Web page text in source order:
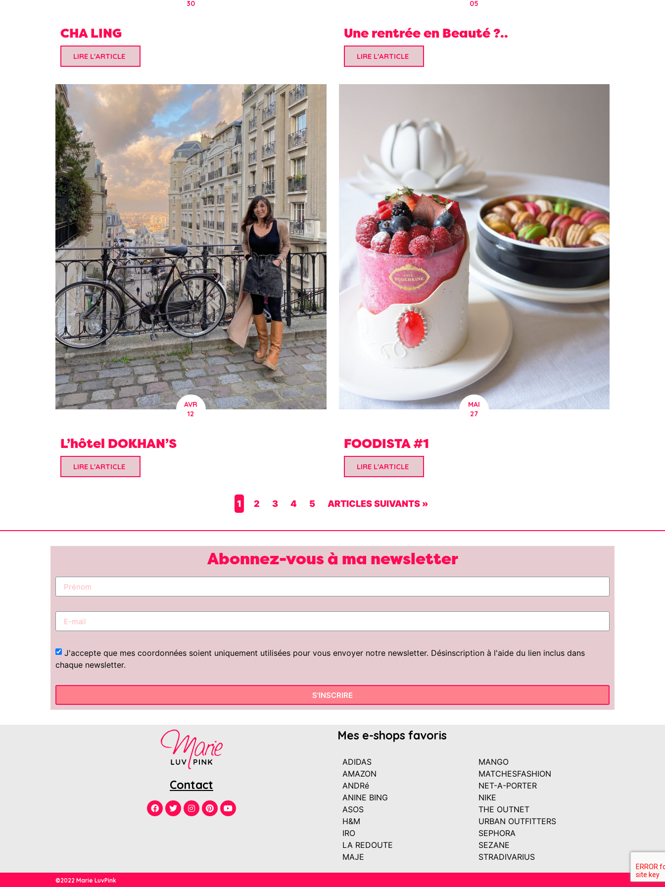
30
CHA LING
LIRE L'ARTICLE
05
Une rentrée en Beauté ?..
LIRE L'ARTICLE
AVR
12
L’hôtel DOKHAN’S
LIRE L'ARTICLE
MAI
27
FOODISTA #1
LIRE L'ARTICLE
1 2 3 4 5 ARTICLES SUIVANTS »
Abonnez-vous à ma newsletter
J'accepte que mes coordonnées soient uniquement utilisées pour vous envoyer notre newsletter. Désinscription à l'aide du lien inclus dans
chaque newsletter.
S'INSCRIRE
Contact
Mes e-shops favoris
ADIDAS
AMAZON
ANDRé
ANINE BING
ASOS
H&M
IRO
LA REDOUTE
MAJE
MANGO
MATCHESFASHION
NET-A-PORTER
NIKE
THE OUTNET
URBAN OUTFITTERS
SEPHORA
SEZANE
STRADIVARIUS
©2022 Marie LuvPink